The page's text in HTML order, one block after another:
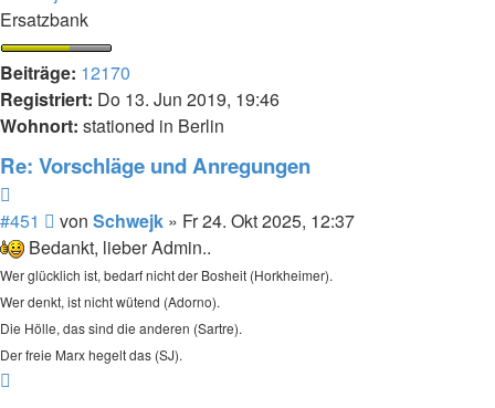
Ersatzbank
Beiträge: 12170
Registriert: Do 13. Jun 2019, 19:46
Wohnort: stationed in Berlin
Re: Vorschläge und Anregungen
#451
Beitrag
von Schwejk » Fr 24. Okt 2025, 12:37
Bedankt, lieber Admin..
Wer glücklich ist, bedarf nicht der Bosheit (Horkheimer).
Wer denkt, ist nicht wütend (Adorno).
Die Hölle, das sind die anderen (Sartre).
Der freie Marx hegelt das (SJ).